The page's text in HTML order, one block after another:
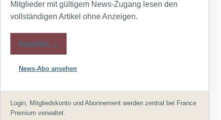
Mitglieder mit gültigem News-Zugang lesen den
vollständigen Artikel ohne Anzeigen.
Anmelden →
News-Abo ansehen
Login, Mitgliedskonto und Abonnement werden zentral bei France
Premium verwaltet.